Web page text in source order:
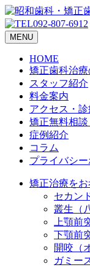
092-807-6912
MENU
HOME
矯正歯科治
スタッフ紹介
料金案内
アクセス・診
矯正無料相
症例紹介
コラム
プライバシ
矯正治療を
セカン
叢生（
上顎前
下顎前
開咬（
ガミー